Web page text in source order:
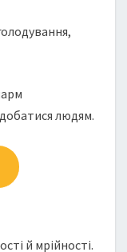
людям.
й мрійності.